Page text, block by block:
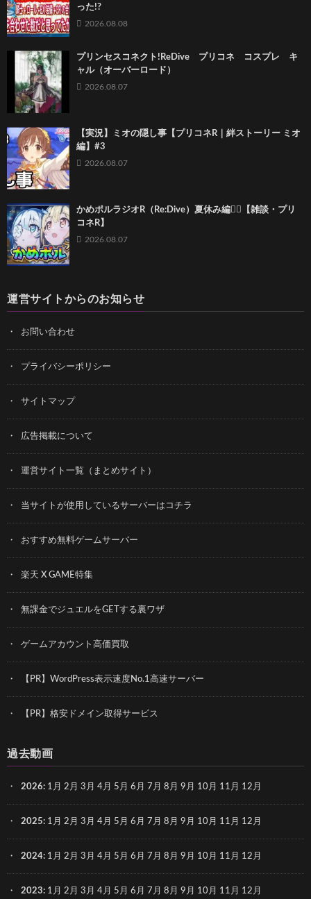
った!?
2026.08.08
プリンセスコネクト!ReDive プリコネ コスプレ キ
ャル（オーバーロード）
2026.08.07
【実況】ミオの隠し事【プリコネR｜絆ストーリー ミオ
編】#3
2026.08.07
かめポルラジオR（Re:Dive）⁠夏休み編🏄‍♀️【雑談・プリ
コネR】
2026.08.07
運営サイトからのお知らせ
お問い合わせ
プライバシーポリシー
サイトマップ
広告掲載について
運営サイト一覧（まとめサイト）
当サイトが使用しているサーバーはコチラ
おすすめ無料ゲームサーバー
楽天 X GAME特集
無課金でジュエルをGETする裏ワザ
ゲームアカウント高価買取
【PR】WordPress表示速度No.1高速サーバー
【PR】格安ドメイン取得サービス
過去動画
2026: 1月 2月 3月 4月 5月 6月 7月 8月 9月 10月 11月 12月
2025: 1月 2月 3月 4月 5月 6月 7月 8月 9月 10月 11月 12月
2024: 1月 2月 3月 4月 5月 6月 7月 8月 9月 10月 11月 12月
2023: 1月 2月 3月 4月 5月 6月 7月 8月 9月 10月 11月 12月